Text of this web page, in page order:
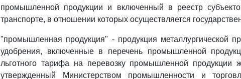
промышленной продукции и включенный в реестр
транспорте, в отношении которых осуществляется
"промышленная продукция" - продукция металлургической
удобрения, включенные в перечень промышленной
льготного тарифа на перевозку промышленной продукции
утвержденный Министерством промышленности и